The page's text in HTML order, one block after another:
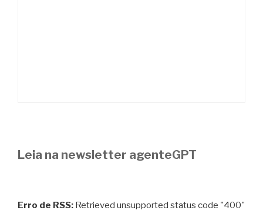
Leia na newsletter agenteGPT
Erro de RSS: Retrieved unsupported status code "400"